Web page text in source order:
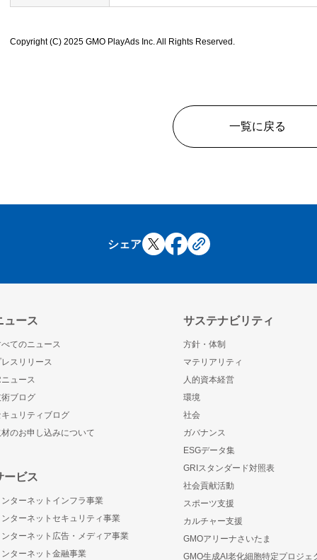
Copyright (C) 2025 GMO PlayAds Inc. All Rights Reserved.
一覧に戻る
シェア
ュース
べてのニュース
レスリリース
ュース
術ブログ
キュリティブログ
材のお申し込みについて
ービス
ンターネットインフラ事業
ンターネットセキュリティ事業
ンターネット広告・メディア事業
ンターネット金融事業
サステナビリティ
方針・体制
マテリアリティ
人的資本経営
環境
社会
ガバナンス
ESGデータ集
GRIスタンダード対照表
社会貢献活動
スポーツ支援
カルチャー支援
GMOアリーナさいたま
GMO生成AI老化細胞特定プロジェ